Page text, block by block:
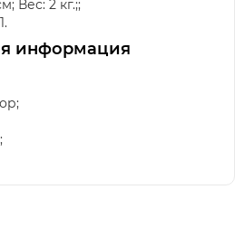
Вес: 2 кг.;;
информация